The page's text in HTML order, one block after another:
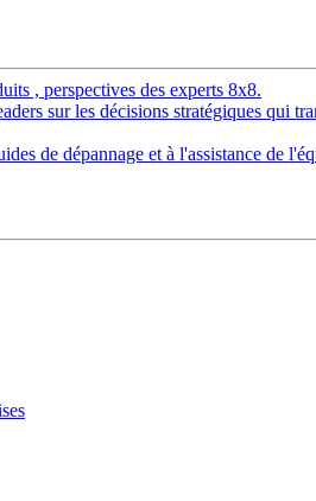
, perspectives des experts 8x8.
sur les décisions stratégiques qui
de dépannage et à l'assistance de